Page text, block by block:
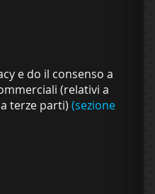
e do il consenso a
(relativi a
terze parti) (sezione